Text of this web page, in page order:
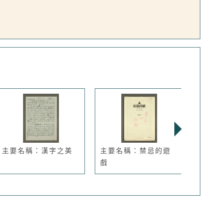
主要名稱：漢字之美
主要名稱：禁忌的遊
戲